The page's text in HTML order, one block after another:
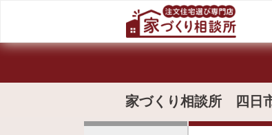
家づくり相談所 四日